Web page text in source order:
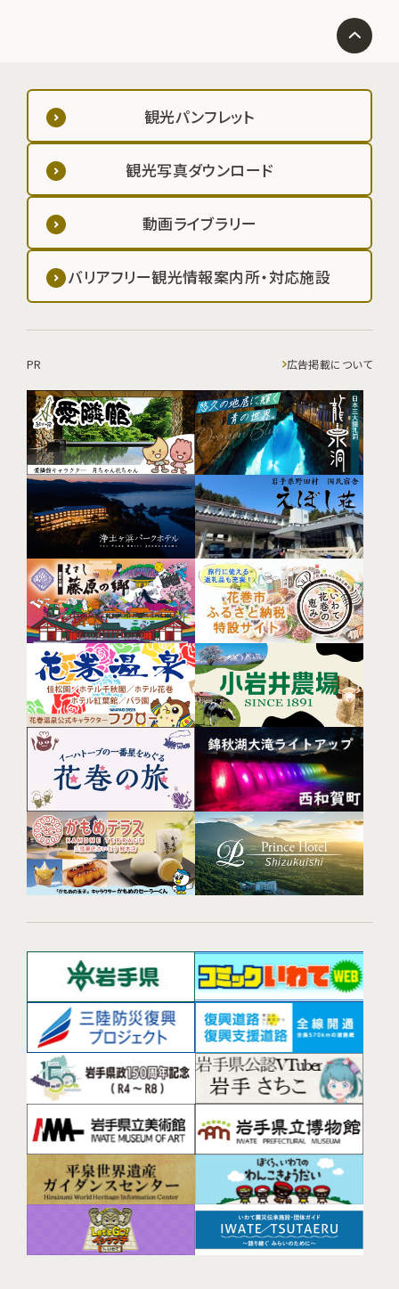
観光パンフレット
観光写真ダウンロード
動画ライブラリー
バリアフリー観光情報案内所・対応施設
PR 広告掲載について